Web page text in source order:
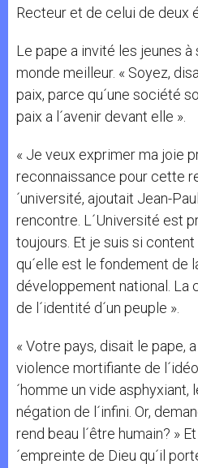
Recteur et de celui de deux
Le pape a invité les jeunes à
monde meilleur. « Soyez,
paix, parce qu´une société
paix a l´avenir devant elle ».
« Je veux exprimer ma joie
reconnaissance pour cette
´université, ajoutait Jean-
rencontre. L´Université est
toujours. Et je suis si
qu´elle est le fondement de
développement national. La
de l´identité d´un peuple ».
« Votre pays, disait le pape,
violence mortifiante de
´homme un vide asphyxiant,
négation de l´infini. Or,
rend beau l´être humain? »
´empreinte de Dieu qu´il